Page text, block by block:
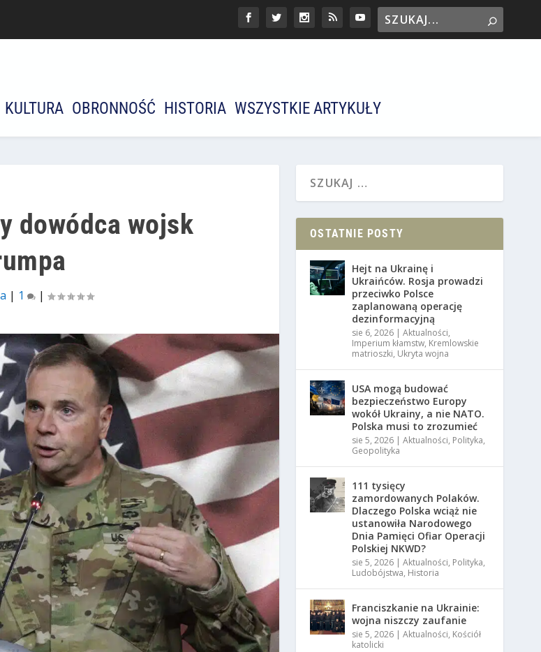
KULTURA OBRONNOŚĆ HISTORIA WSZYSTKIE ARTYKUŁY
dowódca wojsk
| 1 |
OSTATNIE POSTY
Hejt na Ukrainę i
Ukraińców. Rosja prowadzi
przeciwko Polsce
zaplanowaną operację
dezinformacyjną
sie 6, 2026 |Aktualności,
Imperium kłamstw, Kremlowskie
matrioszki, Ukryta wojna
USA mogą budować
bezpieczeństwo Europy
wokół Ukrainy, a nie NATO.
Polska musi to zrozumieć
sie 5, 2026 |Aktualności, Polityka,
Geopolityka
111 tysięcy
zamordowanych Polaków.
Dlaczego Polska wciąż nie
ustanowiła Narodowego
Dnia Pamięci Ofiar Operacji
Polskiej NKWD?
sie 5, 2026 |Aktualności, Polityka,
Ludobójstwa, Historia
Franciszkanie na Ukrainie:
wojna niszczy zaufanie
sie 5, 2026 |Aktualności, Kościół
katolicki